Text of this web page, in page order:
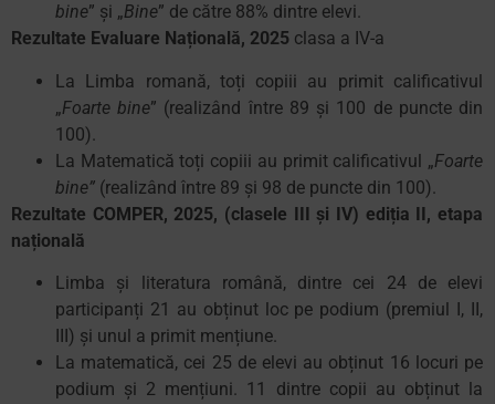
bine” și „Bine” de către 88% dintre elevi.
Rezultate Evaluare Națională, 2025 clasa a IV-a
La Limba romană, toți copiii au primit calificativul
„Foarte bine” (realizând între 89 și 100 de puncte din
100).
La Matematică toți copiii au primit calificativul „Foarte
bine” (realizând între 89 și 98 de puncte din 100).
Rezultate COMPER, 2025, (clasele III și IV) ediția II, etapa
națională
Limba și literatura română, dintre cei 24 de elevi
participanți 21 au obținut loc pe podium (premiul I, II,
III) și unul a primit mențiune.
La matematică, cei 25 de elevi au obținut 16 locuri pe
podium și 2 mențiuni. 11 dintre copii au obținut la